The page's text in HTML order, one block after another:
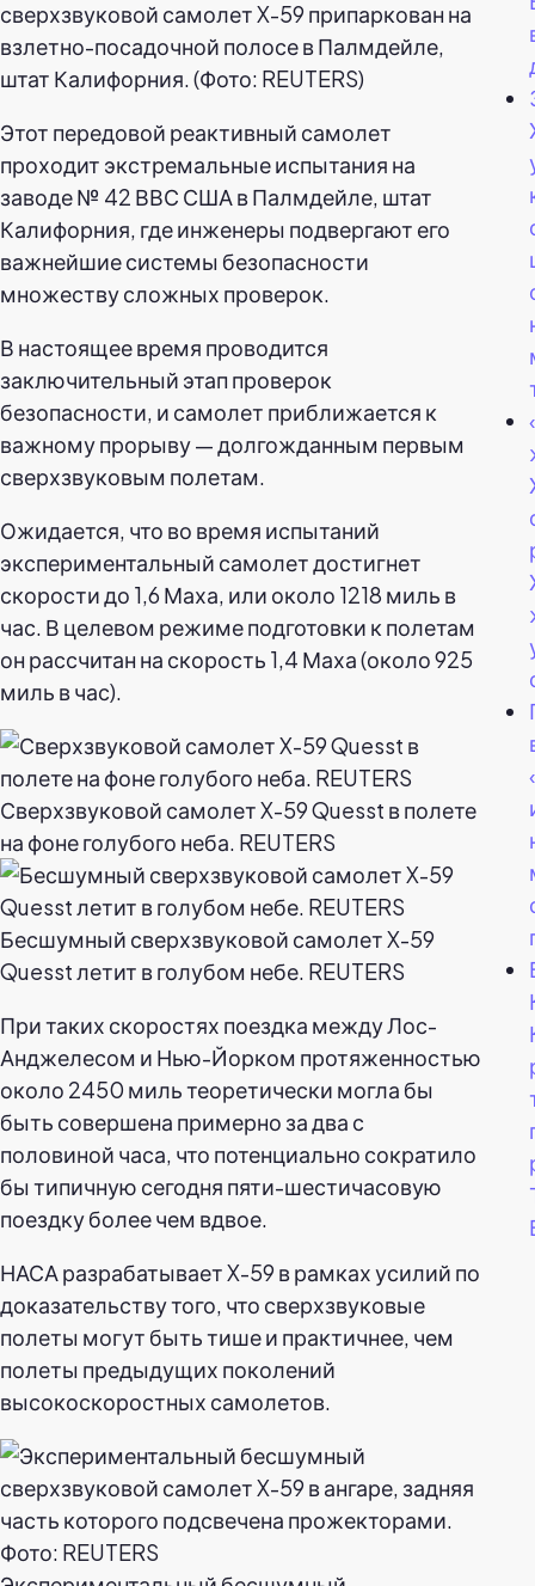
сверхзвуковой самолет X-59 припаркован на
взлетно-посадочной полосе в Палмдейле,
штат Калифорния. (Фото: REUTERS)
Этот передовой реактивный самолет
проходит экстремальные испытания на
заводе № 42 ВВС США в Палмдейле, штат
Калифорния, где инженеры подвергают его
важнейшие системы безопасности
множеству сложных проверок.
В настоящее время проводится
заключительный этап проверок
безопасности, и самолет приближается к
важному прорыву — долгожданным первым
сверхзвуковым полетам.
Ожидается, что во время испытаний
экспериментальный самолет достигнет
скорости до 1,6 Маха, или около 1218 миль в
час. В целевом режиме подготовки к полетам
он рассчитан на скорость 1,4 Маха (около 925
миль в час).
Сверхзвуковой самолет X-59 Quesst в полете
на фоне голубого неба. REUTERS
Бесшумный сверхзвуковой самолет X-59
Quesst летит в голубом небе. REUTERS
При таких скоростях поездка между Лос-
Анджелесом и Нью-Йорком протяженностью
около 2450 миль теоретически могла бы
быть совершена примерно за два с
половиной часа, что потенциально сократило
бы типичную сегодня пяти-шестичасовую
поездку более чем вдвое.
НАСА разрабатывает X-59 в рамках усилий по
доказательству того, что сверхзвуковые
полеты могут быть тише и практичнее, чем
полеты предыдущих поколений
высокоскоростных самолетов.